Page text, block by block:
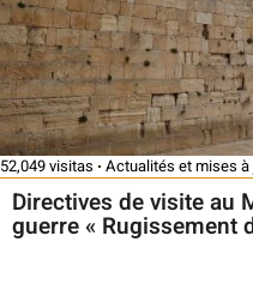
52,049 visitas Actualités et mises à
Directives de visite au
guerre « Rugissement